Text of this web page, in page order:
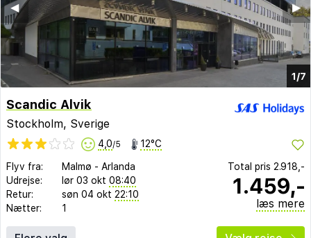
1/7
▶︎
◀︎
Scandic Alvik
Stockholm, Sverige
4,0/5 12°C
Flyv fra: Malmø - Arlanda
Udrejse:
lør 03 okt 08:40
Retur:
søn 04 okt 22:10
Nætter:
1
Total pris 2.918,-
1.459,-
læs mere